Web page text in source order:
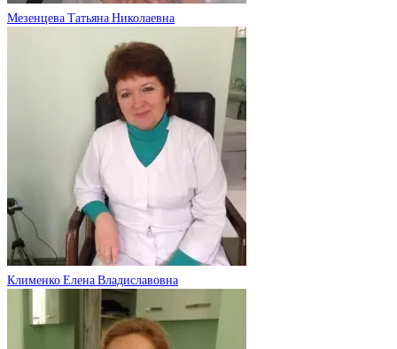
Мезенцева Татьяна Николаевна
Клименко Елена Владиславовна